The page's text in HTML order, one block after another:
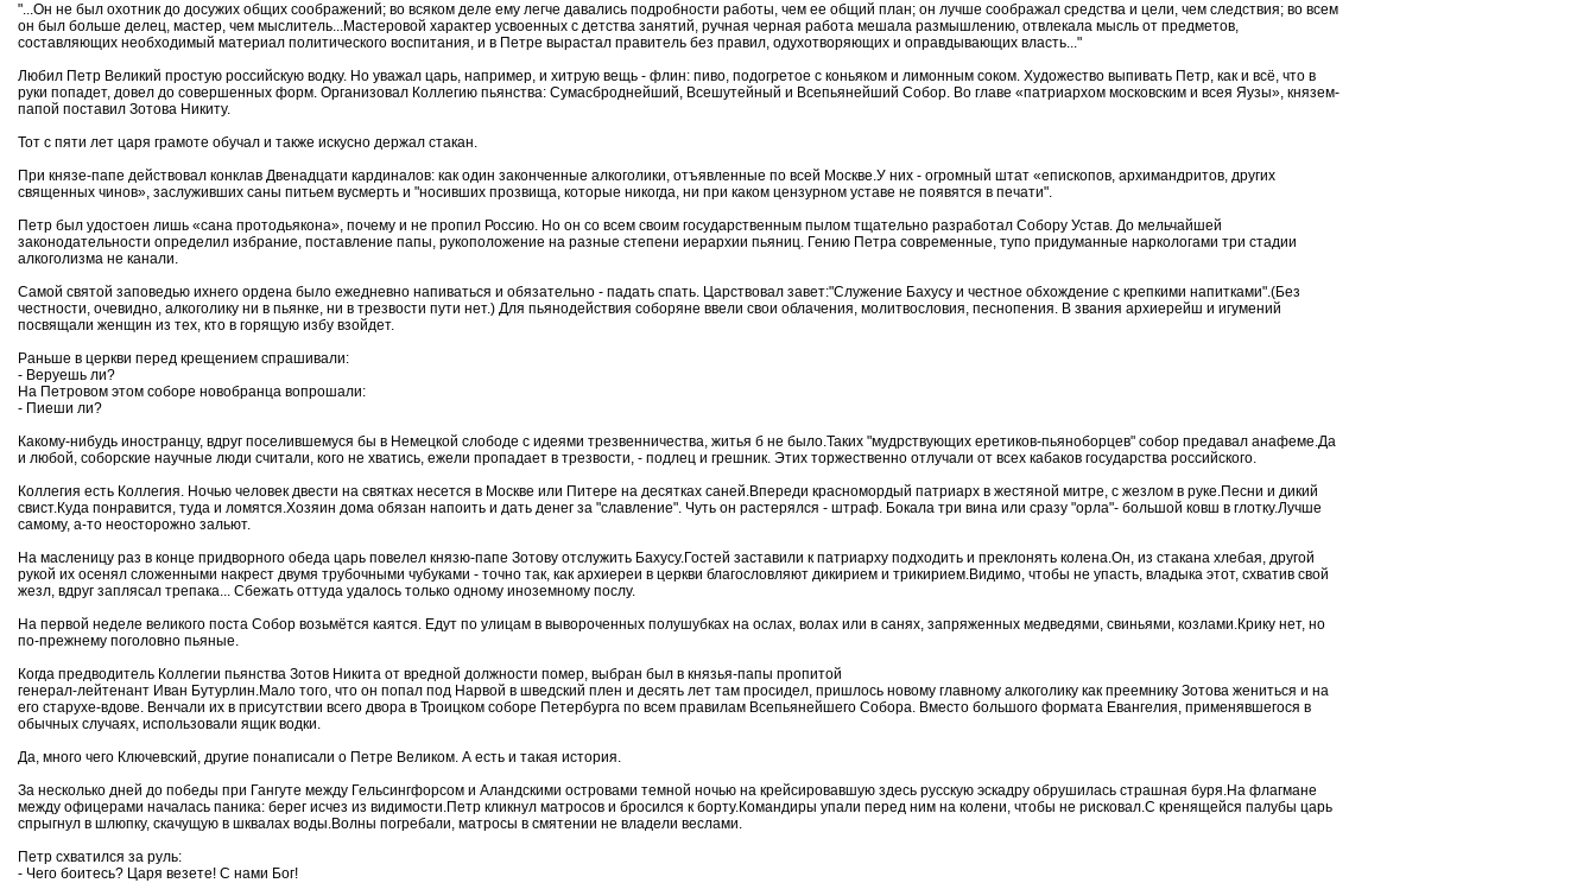
"...Он не был охотник до досужих общих соображений; во всяком деле ему легче давались подробности работы, чем ее общий план; он лучше соображал средства и цели, чем следствия; во всем
он был больше делец, мастер, чем мыслитель...Мастеровой характер усвоенных с детства занятий, ручная черная работа мешала размышлению, отвлекала мысль от предметов,
составляющих необходимый материал политического воспитания, и в Петре вырастал правитель без правил, одухотворяющих и оправдывающих власть..."
Любил Петр Великий простую российскую водку. Но уважал царь, например, и хитрую вещь - флин: пиво, подогретое с коньяком и лимонным соком. Художество выпивать Петр, как и всё, что в
руки попадет, довел до совершенных форм. Организовал Коллегию пьянства: Сумасброднейший, Всешутейный и Всепьянейший Собор. Во главе «патриархом московским и всея Яузы», князем-
папой поставил Зотова Никиту.
Тот с пяти лет царя грамоте обучал и также искусно держал стакан.
При князе-папе действовал конклав Двенадцати кардиналов: как один законченные алкоголики, отъявленные по всей Москве.У них - огромный штат «епископов, архимандритов, других
священных чинов», заслуживших саны питьем вусмерть и "носивших прозвища, которые никогда, ни при каком цензурном уставе не появятся в печати".
Петр был удостоен лишь «сана протодьякона», почему и не пропил Россию. Но он со всем своим государственным пылом тщательно разработал Собору Устав. До мельчайшей
законодательности определил избрание, поставление папы, рукоположение на разные степени иерархии пьяниц. Гению Петра современные, тупо придуманные наркологами три стадии
алкоголизма не канали.
Самой святой заповедью ихнего ордена было ежедневно напиваться и обязательно - падать спать. Царствовал завет:"Служение Бахусу и честное обхождение с крепкими напитками".(Без
честности, очевидно, алкоголику ни в пьянке, ни в трезвости пути нет.) Для пьянодействия соборяне ввели свои облачения, молитвословия, песнопения. В звания архиерейш и игумений
посвящали женщин из тех, кто в горящую избу взойдет.
Раньше в церкви перед крещением спрашивали:
- Веруешь ли?
На Петровом этом соборе новобранца вопрошали:
- Пиеши ли?
Какому-нибудь иностранцу, вдруг поселившемуся бы в Немецкой слободе с идеями трезвенничества, житья б не было.Таких "мудрствующих еретиков-пьяноборцев" собор предавал анафеме.Да
и любой, соборские научные люди считали, кого не хватись, ежели пропадает в трезвости, - подлец и грешник. Этих торжественно отлучали от всех кабаков государства российского.
Коллегия есть Коллегия. Ночью человек двести на святках несется в Москве или Питере на десятках саней.Впереди красномордый патриарх в жестяной митре, с жезлом в руке.Песни и дикий
свист.Куда понравится, туда и ломятся.Хозяин дома обязан напоить и дать денег за "славление". Чуть он растерялся - штраф. Бокала три вина или сразу "орла"- большой ковш в глотку.Лучше
самому, а-то неосторожно зальют.
На масленицу раз в конце придворного обеда царь повелел князю-папе Зотову отслужить Бахусу.Гостей заставили к патриарху подходить и преклонять колена.Он, из стакана хлебая, другой
рукой их осенял сложенными накрест двумя трубочными чубуками - точно так, как архиереи в церкви благословляют дикирием и трикирием.Видимо, чтобы не упасть, владыка этот, схватив свой
жезл, вдруг заплясал трепака... Сбежать оттуда удалось только одному иноземному послу.
На первой неделе великого поста Собор возьмётся каятся. Едут по улицам в вывороченных полушубках на ослах, волах или в санях, запряженных медведями, свиньями, козлами.Крику нет, но
по-прежнему поголовно пьяные.
Когда предводитель Коллегии пьянства Зотов Никита от вредной должности помер, выбран был в князья-папы пропитой
генерал-лейтенант Иван Бутурлин.Мало того, что он попал под Нарвой в шведский плен и десять лет там просидел, пришлось новому главному алкоголику как преемнику Зотова жениться и на
его старухе-вдове. Венчали их в присутствии всего двора в Троицком соборе Петербурга по всем правилам Всепьянейшего Собора. Вместо большого формата Евангелия, применявшегося в
обычных случаях, использовали ящик водки.
Да, много чего Ключевский, другие понаписали о Петре Великом. А есть и такая история.
За несколько дней до победы при Гангуте между Гельсингфорсом и Аландскими островами темной ночью на крейсировавшую здесь русскую эскадру обрушилась страшная буря.На флагмане
между офицерами началась паника: берег исчез из видимости.Петр кликнул матросов и бросился к борту.Командиры упали перед ним на колени, чтобы не рисковал.С кренящейся палубы царь
спрыгнул в шлюпку, скачущую в шквалах воды.Волны погребали, матросы в смятении не владели веслами.
Петр схватился за руль:
- Чего боитесь? Царя везете! С нами Бог!